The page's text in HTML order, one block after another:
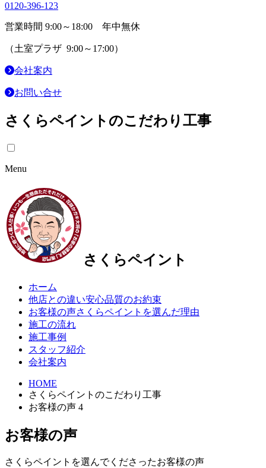
0120-396-123
営業時間 9:00～18:00 年中無休
（土室プラザ 9:00～17:00）
会社案内
お問い合せ
さくらペイントのこだわり工事
Menu
さくらペイント
ホーム
他店との違い安心品質のお約束
お客様の声さくらペイントを選んだ理由
施工の流れ
施工事例
スタッフ紹介
会社案内
HOME
さくらペイントのこだわり工事
お客様の声 4
お客様の声
さくらペイントを選んでくださったお客様の声